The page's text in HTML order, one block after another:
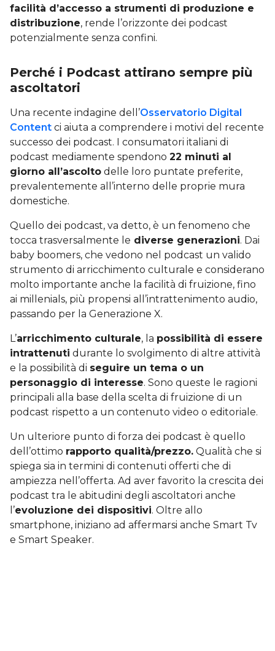
facilità d’accesso a strumenti di produzione e
distribuzione, rende l’orizzonte dei podcast
potenzialmente senza confini.
Perché i Podcast attirano sempre più
ascoltatori
Una recente indagine dell’Osservatorio Digital
Content ci aiuta a comprendere i motivi del recente
successo dei podcast. I consumatori italiani di
podcast mediamente spendono 22 minuti al
giorno all’ascolto delle loro puntate preferite,
prevalentemente all’interno delle proprie mura
domestiche.
Quello dei podcast, va detto, è un fenomeno che
tocca trasversalmente le diverse generazioni. Dai
baby boomers, che vedono nel podcast un valido
strumento di arricchimento culturale e considerano
molto importante anche la facilità di fruizione, fino
ai millenials, più propensi all’intrattenimento audio,
passando per la Generazione X.
L’arricchimento culturale, la possibilità di essere
intrattenuti durante lo svolgimento di altre attività
e la possibilità di seguire un tema o un
personaggio di interesse. Sono queste le ragioni
principali alla base della scelta di fruizione di un
podcast rispetto a un contenuto video o editoriale.
Un ulteriore punto di forza dei podcast è quello
dell’ottimo rapporto qualità/prezzo. Qualità che si
spiega sia in termini di contenuti offerti che di
ampiezza nell’offerta. Ad aver favorito la crescita dei
podcast tra le abitudini degli ascoltatori anche
l’evoluzione dei dispositivi. Oltre allo
smartphone, iniziano ad affermarsi anche Smart Tv
e Smart Speaker.